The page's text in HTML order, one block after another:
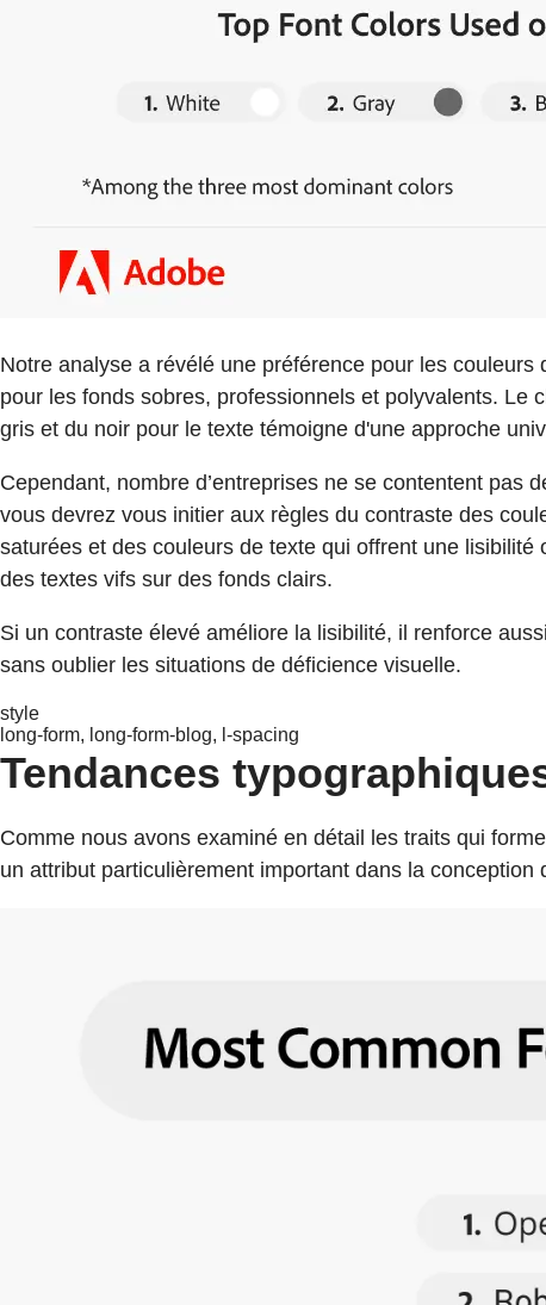
Notre analyse a révélé une préférence pour les
pour les fonds sobres, professionnels et polyvalents. Le
gris et du noir pour le texte témoigne d'une approche
Cependant, nombre d’entreprises ne se contentent pas
vous devrez vous initier aux règles du contraste des
saturées et des couleurs de texte qui offrent une
des textes vifs sur des fonds clairs.
Si un contraste élevé améliore la lisibilité, il renforce
sans oublier les situations de déficience visuelle.
style
long-form, long-form-blog, l-spacing
Tendances
Comme nous avons examiné en détail les traits qui
un attribut particulièrement important dans la conception